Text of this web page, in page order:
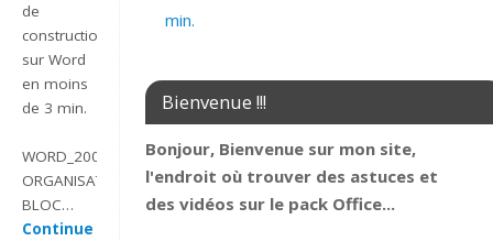
de
construction
sur Word
en moins
de 3 min.
WORD_2007_EXPLOITER
ORGANISATEUR
BLOC…
Continue
min.
Bienvenue !!!
Bonjour, Bienvenue sur mon site,
l'endroit où trouver des astuces et
des vidéos sur le pack Office...